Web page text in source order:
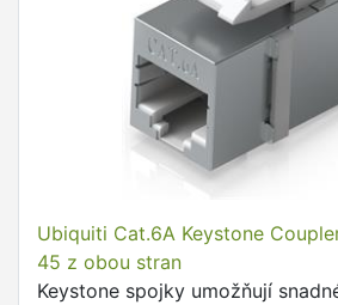
Ubiquiti Cat.6A Keystone
45 z obou stran
Keystone spojky umožňují